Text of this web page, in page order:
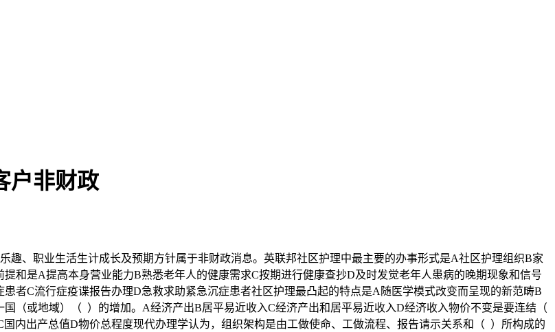
户非财政
、职业生活生计成长及预期方针属于非财政消息。英联邦社区护理中最主要的办事形式是A社区护理组织B家
和是A提高本身营业能力B熟悉老年人的健康需求C按期进行健康查抄D及时发觉老年人患病的晚期现象和信号
者C流行症疫谍报告办理D急救求助紧急沉症患者社区护理最凸起的特点是A随医学模式改变而呈现的新范畴B
（或地域）（ ）的增加。A经济产出B居平易近收入C经济产出和居平易近收入D经济收入物价不变是要连结（
内出产总值D物价总程度现代办理学认为，组织架构是由工做使命、工做流程、报告请示关系和（ ）所构成的